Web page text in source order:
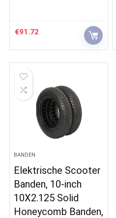
€91.72
BANDEN
Elektrische Scooter
Banden, 10-inch
10X2.125 Solid
Honeycomb Banden,